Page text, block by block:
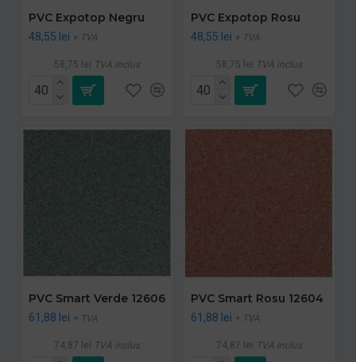
PVC Expotop Negru
48,55 lei + TVA
58,75 lei TVA inclus
PVC Expotop Rosu
48,55 lei + TVA
58,75 lei TVA inclus
PVC Smart Verde 12606
61,88 lei + TVA
74,87 lei TVA inclus
PVC Smart Rosu 12604
61,88 lei + TVA
74,87 lei TVA inclus